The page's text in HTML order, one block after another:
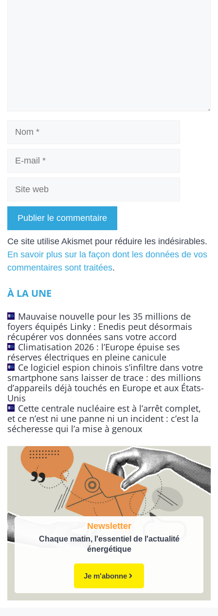
Site
A
l
t
r
a
t
i
v
e
:
Ce site utilise Akismet pour réduire les indésirables.
En savoir plus sur la façon dont les données de vos
commentaires sont traitées.
À LA UNE
Mauvaise nouvelle pour les 35 millions de
foyers équipés Linky : Enedis peut désormais
récupérer vos données sans votre accord
Climatisation 2026 : l’Europe épuise ses
réserves électriques en pleine canicule
Ce logiciel espion chinois s’infiltre dans votre
smartphone sans laisser de trace : des millions
d’appareils déjà touchés en Europe et aux États-
Unis
Cette centrale nucléaire est à l’arrêt complet,
et ce n’est ni une panne ni un incident : c’est la
sécheresse qui l’a mise à genoux
Newsletter
Chaque matin, l'essentiel de l'actualité
énergétique
Je m'abonne